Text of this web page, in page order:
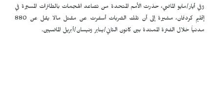
وفي أيار/مايو الماضي، حذرت الأمم المتحدة من تصاعد الهجمات بالطائرات المسيّرة في
إقليم كردفان، مشيرة إلى أن تلك الضربات أسفرت عن مقتل مالا يقل عن 880
مدنياً خلال الفترة الممتدة بين كانون الثاني/يناير ونيسان/أبريل الماضيين.